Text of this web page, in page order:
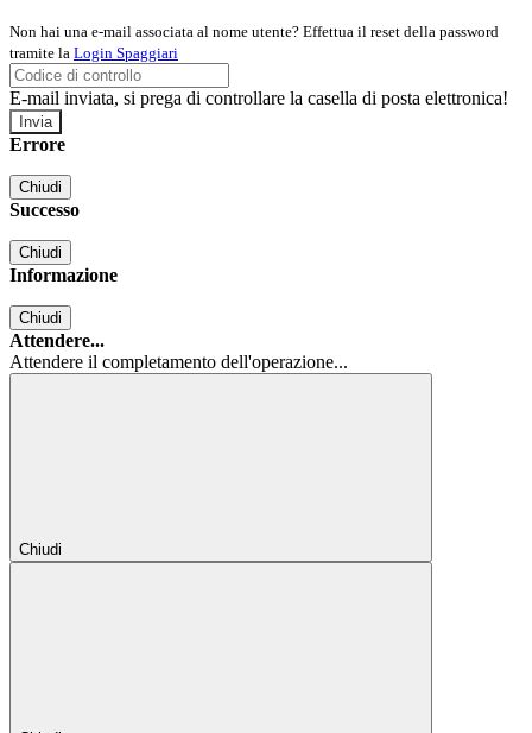
Non hai una e-mail associata al nome utente? Effettua il reset della password
tramite la Login Spaggiari
E-mail inviata, si prega di controllare la casella di posta elettronica!
Errore
Chiudi
Successo
Chiudi
Informazione
Chiudi
Attendere...
Attendere il completamento dell'operazione...
Chiudi